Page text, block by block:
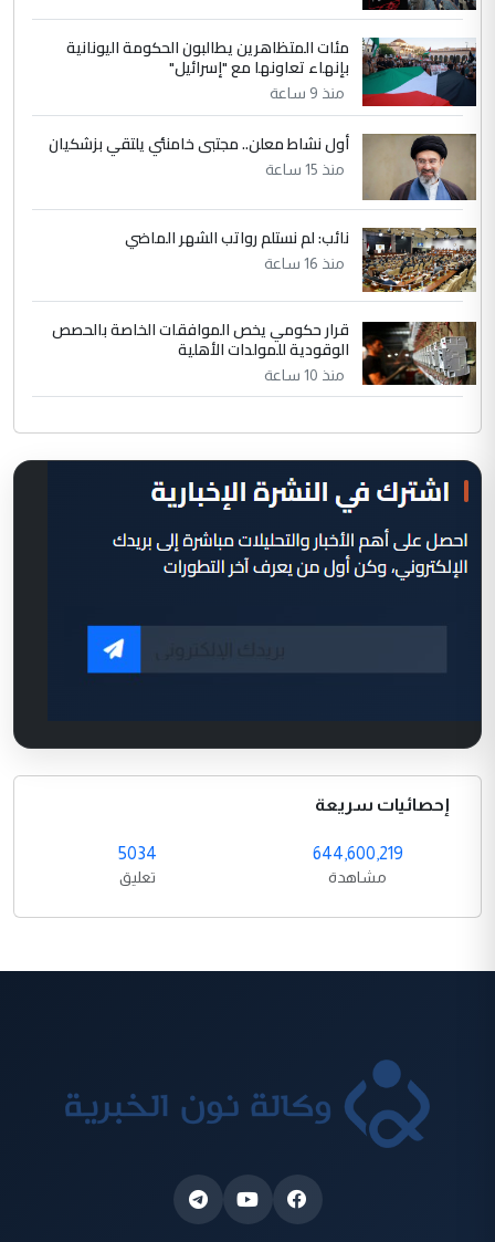
مئات المتظاهرين يطالبون الحكومة اليونانية
بإنهاء تعاونها مع "إسرائيل"
منذ 9 ساعة
أول نشاط معلن.. مجتبى خامنئي يلتقي بزشكيان
منذ 15 ساعة
نائب: لم نستلم رواتب الشهر الماضي
منذ 16 ساعة
قرار حكومي يخص الموافقات الخاصة بالحصص
الوقودية للمولدات الأهلية
منذ 10 ساعة
إحصائيات سريعة
644,600,219
مشاهدة
5034
تعليق